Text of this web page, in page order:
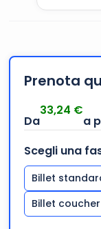
Prenota
33,24 €
Scegli una
Billet
Billet